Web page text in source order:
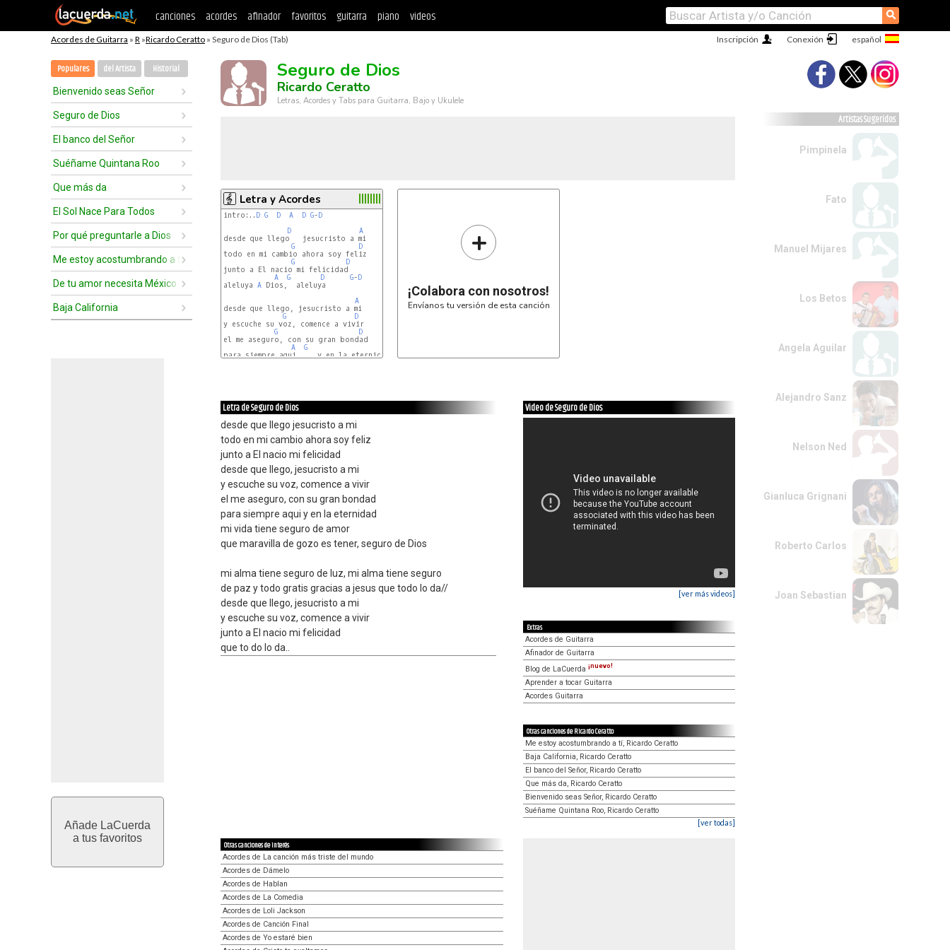
canciones acordes afinador favoritos guitarra piano videos ⚲
Acordes de Guitarra » R »Ricardo Ceratto » Seguro de Dios (Tab) Conexión
Inscripción
Populares del Artista Historial
Bienvenido seas Señor
Seguro de Dios
El banco del Señor
Suéñame Quintana Roo
Que más da
El Sol Nace Para Todos
Por qué preguntarle a Dios
Me estoy acostumbrando a tí
De tu amor necesita México
Baja California
Añade LaCuerda
a tus favoritos
Seguro de Dios
Ricardo Ceratto
Letras, Acordes y Tabs para Guitarra, Bajo y Ukulele
Letra y Acordes
intro:.. D G D A D G-D
D
A
desde que llego   jesucristo a mi
G
D
todo en mi cambio ahora soy feliz
G
D
junto a El nacio mi felicidad
A
G D G-D
aleluya A Dios,  aleluya
A
desde que llego, jesucristo a mi
G
D
y escuche su voz, comence a vivir
G
D
el me aseguro, con su gran bondad
A
G
para siempre aqui     y en la eternidad
+
¡Colabora con nosotros!
Envíanos tu versión de esta canción
Letra de Seguro de Dios
desde que llego jesucristo a mi
todo en mi cambio ahora soy feliz
junto a El nacio mi felicidad
desde que llego, jesucristo a mi
y escuche su voz, comence a vivir
el me aseguro, con su gran bondad
para siempre aqui y en la eternidad
mi vida tiene seguro de amor
que maravilla de gozo es tener, seguro de Dios
mi alma tiene seguro de luz, mi alma tiene seguro
de paz y todo gratis gracias a jesus que todo lo da//
desde que llego, jesucristo a mi
y escuche su voz, comence a vivir
junto a El nacio mi felicidad
que to do lo da..
Video de Seguro de Dios
[ver más videos]
Extras
Acordes de Guitarra
Afinador de Guitarra
Blog de LaCuerda ¡nuevo!
Aprender a tocar Guitarra
Acordes Guitarra
Otras canciones de Ricardo Ceratto
Me estoy acostumbrando a tí, Ricardo Ceratto
Baja California, Ricardo Ceratto
El banco del Señor, Ricardo Ceratto
Que más da, Ricardo Ceratto
Bienvenido seas Señor, Ricardo Ceratto
Suéñame Quintana Roo, Ricardo Ceratto
[ver todas]
Otras canciones de interés
Acordes de La canción más triste del mundo
Acordes de Dámelo
Acordes de Hablan
Acordes de La Comedia
Acordes de Loli Jackson
Acordes de Canción Final
Acordes de Yo estaré bien
Artistas Sugeridos
Pimpinela
Fato
Manuel Mijares
Los Betos
Angela Aguilar
Alejandro Sanz
Nelson Ned
Gianluca Grignani
Roberto Carlos
Joan Sebastian